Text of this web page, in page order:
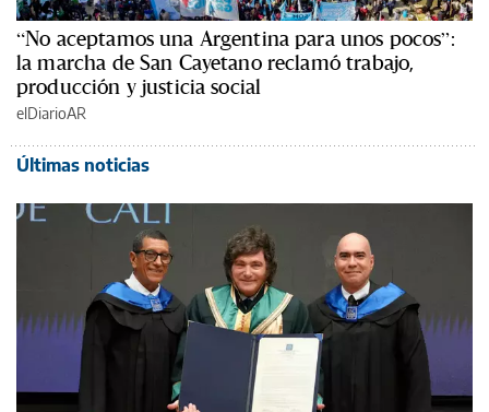
“No aceptamos una Argentina para unos pocos”:
la marcha de San Cayetano reclamó trabajo,
producción y justicia social
elDiarioAR
Últimas noticias